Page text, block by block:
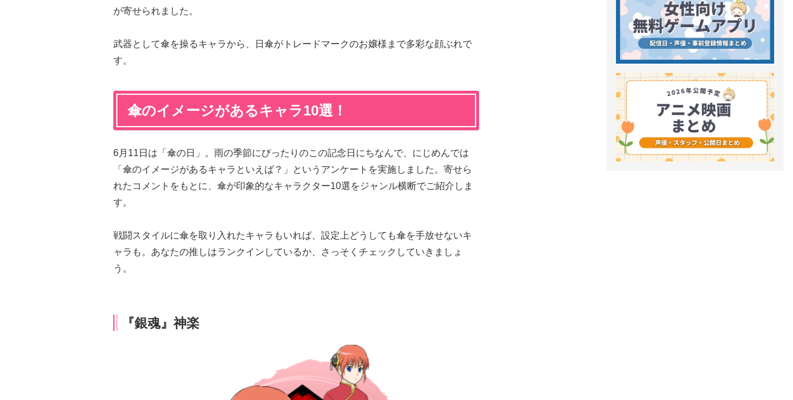
が寄せられました。
武器として傘を操るキャラから、日傘がトレードマークのお嬢様まで多彩な顔ぶれで
す。
傘のイメージがあるキャラ10選！
6月11日は「傘の日」。雨の季節にぴったりのこの記念日にちなんで、にじめんでは
「傘のイメージがあるキャラといえば？」というアンケートを実施しました。寄せら
れたコメントをもとに、傘が印象的なキャラクター10選をジャンル横断でご紹介しま
す。
戦闘スタイルに傘を取り入れたキャラもいれば、設定上どうしても傘を手放せないキ
ャラも。あなたの推しはランクインしているか、さっそくチェックしていきましょ
う。
『銀魂』神楽